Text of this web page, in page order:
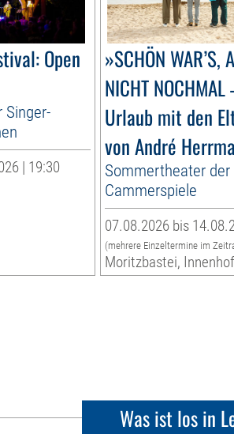
Open
Singer-
| 19:30
»SCHÖN WAR’S,
NICHT NOCHMAL
Urlaub mit den
von André
Sommertheater der
Cammerspiele
07.08.2026 bis
(mehrere Einzeltermine im
Moritzbastei, Innenhof
Was ist los in